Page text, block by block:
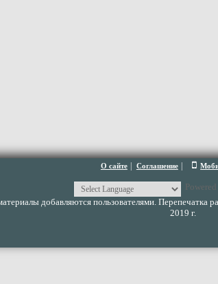
О сайте Соглашение
добавляются пользователями. Перепечатка
2019 г.